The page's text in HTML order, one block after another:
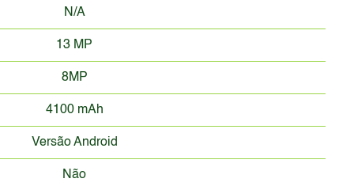
N/A
13 MP
8MP
4100 mAh
Versão Android
Não